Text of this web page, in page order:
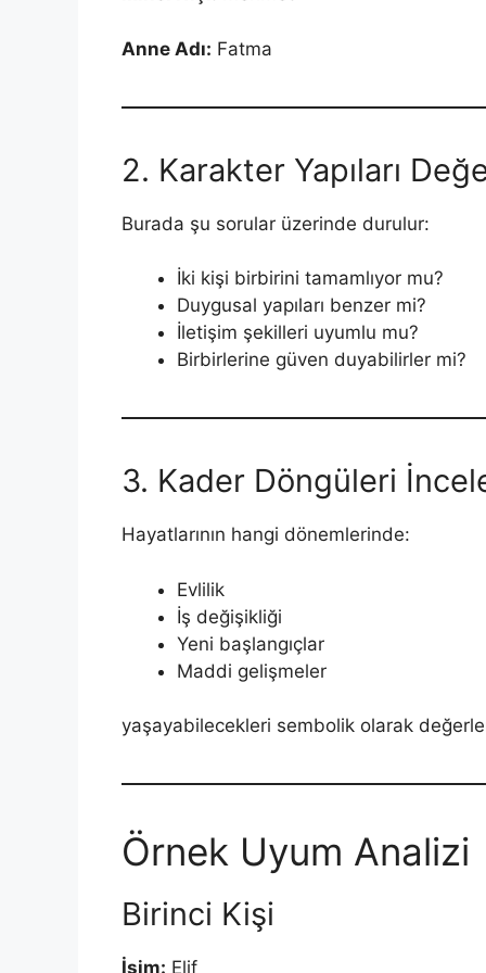
Anne Adı: Fatma
2. Karakter Yapıları
Burada şu sorular üzerinde durulur:
İki kişi birbirini tamamlıyor mu?
Duygusal yapıları benzer mi?
İletişim şekilleri uyumlu mu?
Birbirlerine güven duyabilirler mi?
3. Kader Döngüleri
Hayatlarının hangi dönemlerinde:
Evlilik
İş değişikliği
Yeni başlangıçlar
Maddi gelişmeler
yaşayabilecekleri sembolik olarak
Örnek Uyum Analizi
Birinci Kişi
İsim: Elif